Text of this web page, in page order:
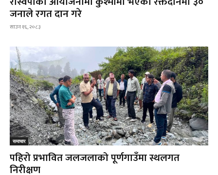
जनाले रगत दान गरे
साउन १६, २०८३
समाचार
पहिरो प्रभावित जलजलाको पूर्णगाउँमा स्थलगत
निरीक्षण